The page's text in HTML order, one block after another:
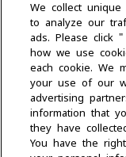
බෙදාහරින්නාගේ
සහාය
අප ගැන
ජනාධිපතිගේ පණිවිඩය
තාක්ෂණය
සමාගම්
We collect
to analyze our
ads. Please click "
how we use
each cookie. We
your use of our
advertising
information that
they have
You have the